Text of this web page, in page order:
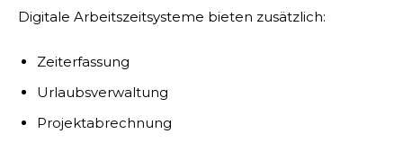
Digitale Arbeitszeitsysteme bieten zusätzlich:
Zeiterfassung
Urlaubsverwaltung
Projektabrechnung